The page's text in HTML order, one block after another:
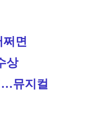
면
상
뮤지컬